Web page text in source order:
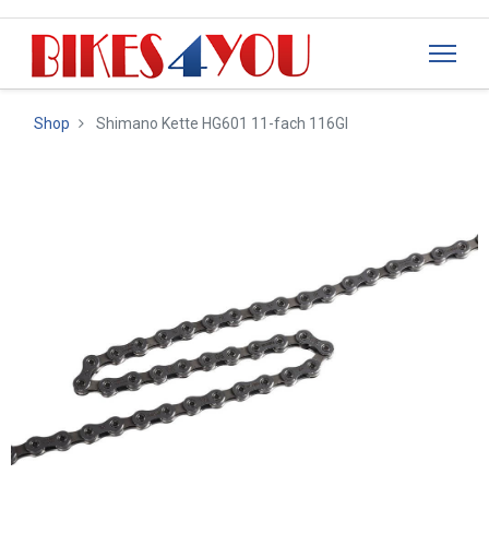
Shop Shimano Kette HG601 11-fach 116Gl